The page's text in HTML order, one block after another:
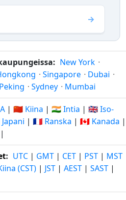
New York ·
· Singapore · Dubai ·
Peking · Sydney · Mumbai
| 🇨🇳 Kiina | 🇮🇳 Intia | 🇬🇧 Iso-
| 🇫🇷 Ranska | 🇨🇦 Kanada |
|
: UTC | GMT | CET | PST | MST
(CST) | JST | AEST | SAST |